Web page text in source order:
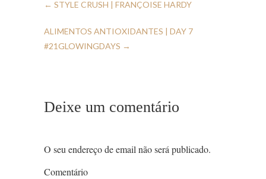
← STYLE CRUSH | FRANÇOISE HARDY
ALIMENTOS ANTIOXIDANTES | DAY 7
#21GLOWINGDAYS →
Deixe um comentário
O seu endereço de email não será publicado.
Comentário